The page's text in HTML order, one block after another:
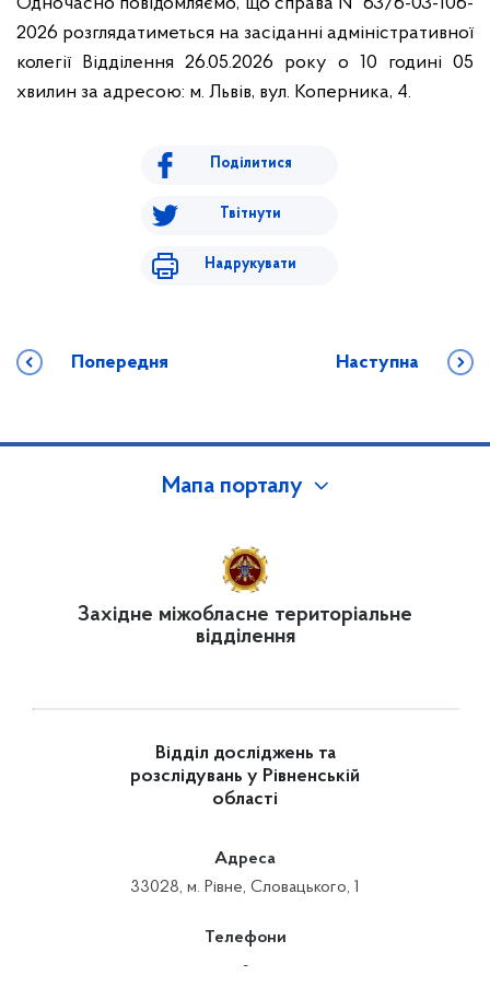
2026 розглядатиметься на засіданні адміністративної
колегії Відділення 26.05.2026 року о 10 годині 05
хвилин за адресою: м. Львів, вул. Коперника, 4.
Поділитися
Твітнути
Надрукувати
Попередня Наступна
Мапа порталу
Західне міжобласне територіальне
відділення
Відділ досліджень та
розслідувань у Рівненській
області
Адреса
33028, м. Рівне, Словацького, 1
Телефони
-